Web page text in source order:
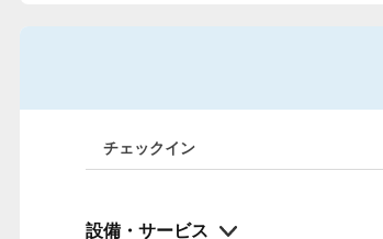
チェックイン
設備・サービス